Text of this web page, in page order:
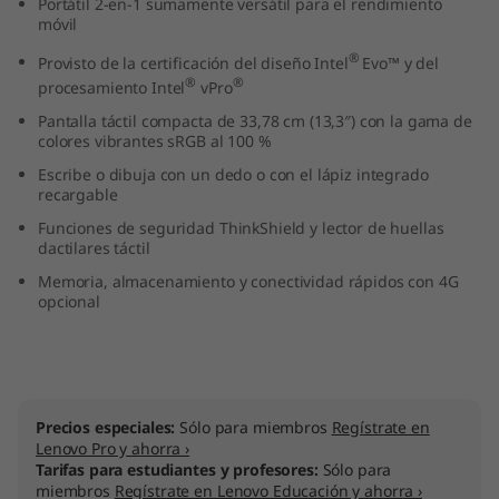
n
e
móvil
Provisto de la certificación del diseño Intel® Evo™ y del
procesamiento Intel® vPro®
Pantalla táctil compacta de 33,78 cm (13,3″) con la gama de
colores vibrantes sRGB al 100 %
Escribe o dibuja con un dedo o con el lápiz integrado
recargable
Funciones de seguridad ThinkShield y lector de huellas
dactilares táctil
Memoria, almacenamiento y conectividad rápidos con 4G
opcional
Precios especiales: Sólo para miembros Regístrate en
Lenovo Pro y ahorra ›
Tarifas para estudiantes y profesores: Sólo para
miembros Regístrate en Lenovo Educación y ahorra ›